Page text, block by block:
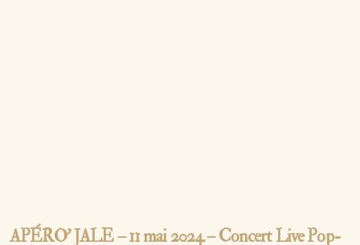
APÉRO’ JALE – 11 mai 2024 – Concert Live Pop-